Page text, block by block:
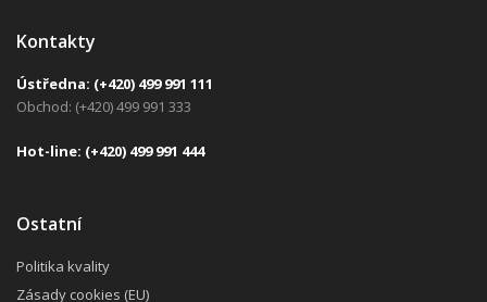
Kontakty
Ústředna: (+420) 499 991 111
Obchod: (+420) 499 991 333
Hot-line: (+420) 499 991 444
Ostatní
Politika kvality
Zásady cookies (EU)